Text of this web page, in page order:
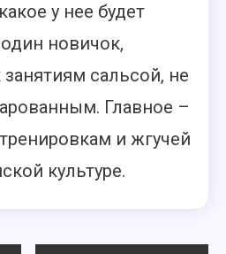
у нее будет
новичок,
сальсой, не
Главное –
и жгучей
культуре.